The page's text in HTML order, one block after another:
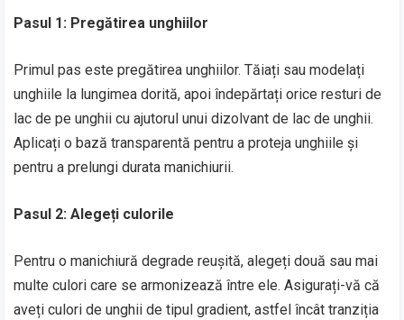
Pasul 1: Pregătirea unghiilor
Primul pas este pregătirea unghiilor. Tăiați sau modelați
unghiile la lungimea dorită, apoi îndepărtați orice resturi de
lac de pe unghii cu ajutorul unui dizolvant de lac de unghii.
Aplicați o bază transparentă pentru a proteja unghiile și
pentru a prelungi durata manichiurii.
Pasul 2: Alegeți culorile
Pentru o manichiură degrade reușită, alegeți două sau mai
multe culori care se armonizează între ele. Asigurați-vă că
aveți culori de unghii de tipul gradient, astfel încât tranziția